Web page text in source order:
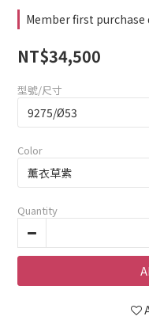
Member first
NT$34,500
型號/尺寸
Color
Quantity